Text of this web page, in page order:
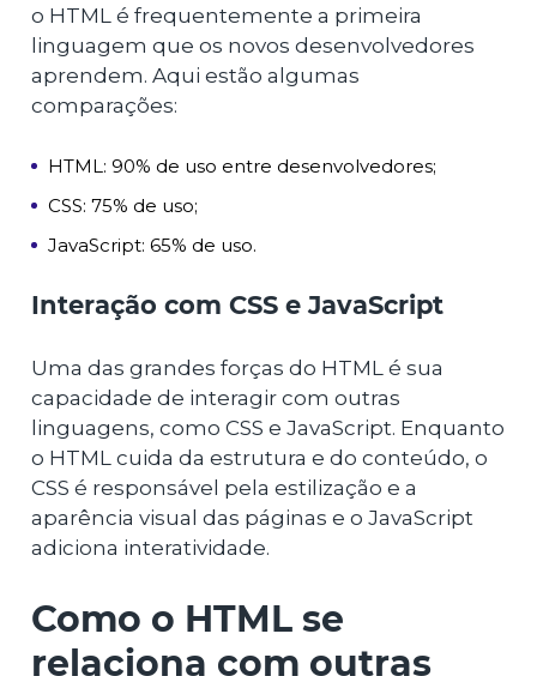
o HTML é frequentemente a primeira
linguagem que os novos desenvolvedores
aprendem. Aqui estão algumas
comparações:
HTML: 90% de uso entre desenvolvedores;
CSS: 75% de uso;
JavaScript: 65% de uso.
Interação com CSS e JavaScript
Uma das grandes forças do HTML é sua
capacidade de interagir com outras
linguagens, como CSS e JavaScript. Enquanto
o HTML cuida da estrutura e do conteúdo, o
CSS é responsável pela estilização e a
aparência visual das páginas e o JavaScript
adiciona interatividade.
Como o HTML se
relaciona com outras